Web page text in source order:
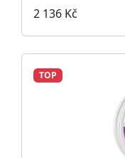
2 136 Kč
TOP